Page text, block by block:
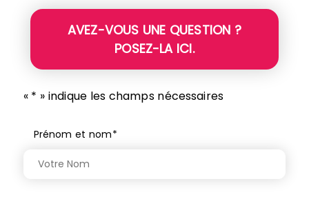
AVEZ-VOUS UNE QUESTION ?
POSEZ-LA ICI.
« * » indique les champs nécessaires
Prénom et nom*